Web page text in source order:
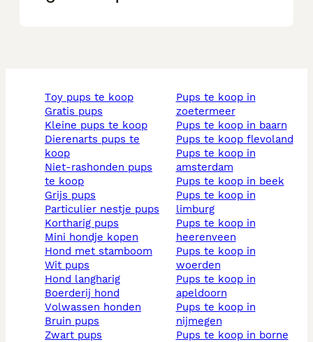
toy pups te koop
gratis pups
kleine pups te koop
dierenarts pups te
koop
niet-rashonden pups
te koop
grijs pups
particulier nestje pups
kortharig pups
mini hondje kopen
hond met stamboom
wit pups
hond langharig
boerderij hond
volwassen honden
bruin pups
zwart pups
pups te koop in
zoetermeer
pups te koop in baarn
pups te koop flevoland
pups te koop in
amsterdam
pups te koop in beek
pups te koop in
limburg
pups te koop in
heerenveen
pups te koop in
woerden
pups te koop in
apeldoorn
pups te koop in
nijmegen
pups te koop in borne